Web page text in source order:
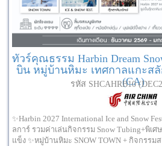
ทัวร์คุณธรรม Harbin Dream
บิน หมู่บ้านหิมะ เทศกาลแกะส
(CA)
รหัส SHCAHRB10
✨Harbin 2027 International Ice and Snow
ลการ์ รวมค่าเล่นกิจกรรม Snow Tubing+พิเ
แข็ง ✨หมู่บ้านหิมะ SNOW TOWN + กิจกรร